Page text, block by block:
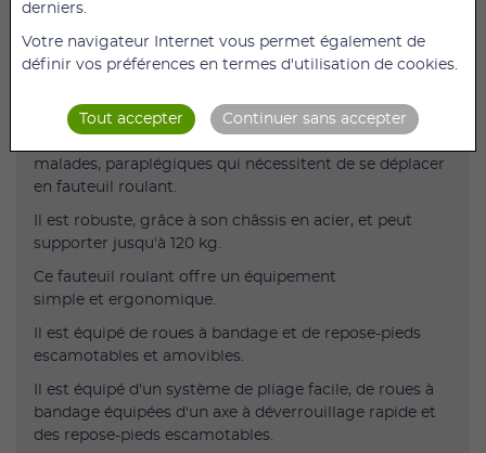
Poids à partir de 18,5 kg.
En option :
Le fauteuil roulant manuel Eagle de Herdegen
malades, paraplégiques qui nécessitent de se déplacer
en fauteuil roulant.
Il est robuste, grâce à son châssis en acier, et peut
supporter jusqu'à 120 kg.
Ce fauteuil roulant offre un équipement
simple et ergonomique.
Il est équipé de roues à bandage et de repose-pieds
escamotables et amovibles.
Il est équipé d'un système de pliage facile, de roues à
bandage équipées d'un axe à déverrouillage rapide et
des repose-pieds escamotables.
derniers.
Votre navigateur Internet vous permet également de
définir vos préférences en termes d'utilisation de cookies.
Tout accepter Continuer sans accepter